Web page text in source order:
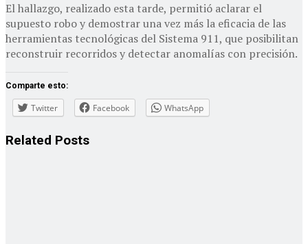
El hallazgo, realizado esta tarde, permitió aclarar el
supuesto robo y demostrar una vez más la eficacia de las
herramientas tecnológicas del Sistema 911, que posibilitan
reconstruir recorridos y detectar anomalías con precisión.
Comparte esto:
Twitter Facebook WhatsApp
Related Posts